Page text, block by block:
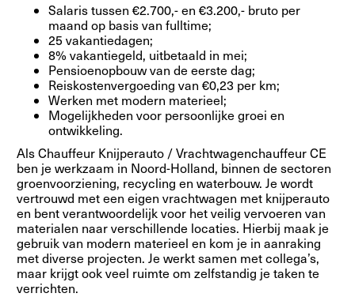
Salaris tussen €2.700,- en €3.200,- bruto per
maand op basis van fulltime;
25 vakantiedagen;
8% vakantiegeld, uitbetaald in mei;
Pensioenopbouw van de eerste dag;
Reiskostenvergoeding van €0,23 per km;
Werken met modern materieel;
Mogelijkheden voor persoonlijke groei en
ontwikkeling.
Als Chauffeur Knijperauto / Vrachtwagenchauffeur CE
ben je werkzaam in Noord-Holland, binnen de sectoren
groenvoorziening, recycling en waterbouw. Je wordt
vertrouwd met een eigen vrachtwagen met knijperauto
en bent verantwoordelijk voor het veilig vervoeren van
materialen naar verschillende locaties. Hierbij maak je
gebruik van modern materieel en kom je in aanraking
met diverse projecten. Je werkt samen met collega’s,
maar krijgt ook veel ruimte om zelfstandig je taken te
verrichten.